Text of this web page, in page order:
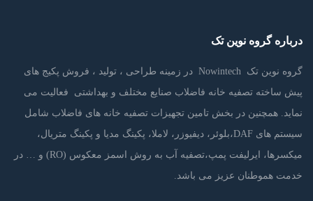
درباره گروه نوین تک
گروه نوین تک Nowintech در زمینه طراحی ، تولید ، فروش پکیج های
پیش ساخته تصفیه خانه فاضلاب صنایع مختلف و بهداشتی فعالیت می
نماید. همچنین در بخش تامین تجهیزات تصفیه خانه های فاضلاب شامل
سیستم های DAF،بلوئر، دیفیوزر، لاملا، پکینگ مدیا و پکینگ متریال،
میکسرها، ایرلیفت پمپ،تصفیه آب به روش اسمز معکوس (RO) و … در
خدمت هموطنان عزیز می باشد.